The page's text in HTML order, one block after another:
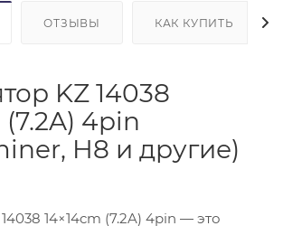
ОТЗЫВЫ КАК КУПИТЬ
KZ 14038
(7.2A) 4pin
H8 и другие)
14×14cm (7.2A) 4pin — это